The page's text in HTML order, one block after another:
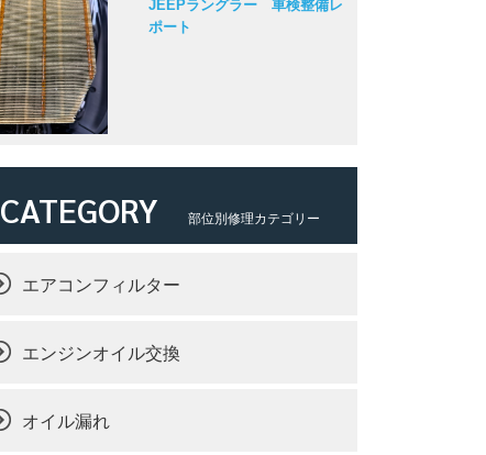
JEEPラングラー 車検整備レ
ポート
CATEGORY 部位別修理カテゴリー
エアコンフィルター
エンジンオイル交換
オイル漏れ